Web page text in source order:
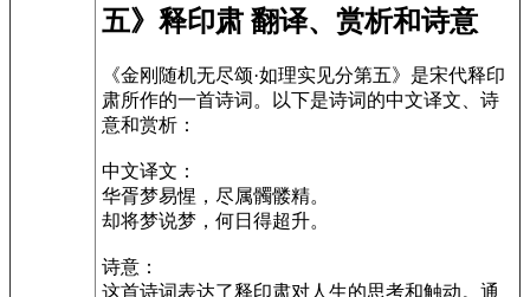
五》释印肃 翻译、赏析和诗意
《金刚随机无尽颂·如理实见分第五》是宋代释印
肃所作的一首诗词。以下是诗词的中文译文、诗
意和赏析：
中文译文：
华胥梦易惺，尽属髑髅精。
却将梦说梦，何日得超升。
诗意：
这首诗词表达了释印肃对人生的思考和触动。通